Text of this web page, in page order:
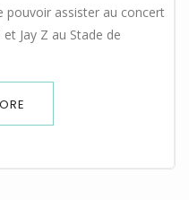
pouvoir assister au concert
Jay Z au Stade de